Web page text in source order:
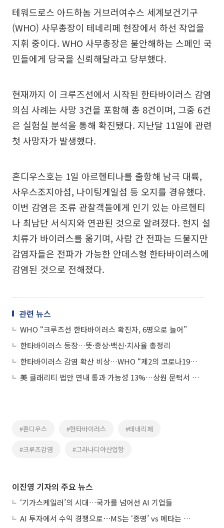
테워드로스 아드하놈 거브러여수스 세계보건기구
(WHO) 사무총장이 테네리페 현장에서 하선 작업을
지휘 중이다. WHO 사무총장은 불안해하는 스페인 국
민들에게 당국을 신뢰해달라고 당부했다.
현재까지 이 크루즈선에서 시작된 한타바이러스 감염
의심 사례는 사망 3건을 포함해 총 8건이며, 그중 6건
은 실험실 분석을 통해 확진됐다. 지난달 11일에 관련
첫 사망자가 발생했다.
혼디우스호는 1일 아르헨티나를 출항해 남극 대륙,
사우스조지아섬, 나이팅게일섬 등 오지를 경유했다.
이번 감염은 조류 관찰객들에게 인기 있는 아르헨티
나 최남단 서식지와 연관된 것으로 알려졌다. 현지 설
치류가 바이러스를 옮기며, 사람 간 전파는 드물지만
감염자들은 전파가 가능한 안데스형 한타바이러스에
감염된 것으로 전해졌다.
관련 뉴스
WHO “크루즈선 한타바이러스 확진자, 6명으로 늘어”
한타바이러스 등장…뜻·증상·백신·치사율 총정리
한타바이러스 감염 확산 비상…WHO “제2의 코로나19는 아냐”
美 클래리티 법안 연내 통과 가능성 13%…상원 문턱서 제동
#혼디우스 #한타바이러스 #테네리페
#크루즈감염 #그라나디야산업항
이진영 기자의 주요 뉴스
‘기가스케일러’의 시대…국가를 넘어선 AI 기업들
AI 투자에서 수익 경쟁으로⋯MS는 ‘증명’ vs 메타는 ‘숙제’